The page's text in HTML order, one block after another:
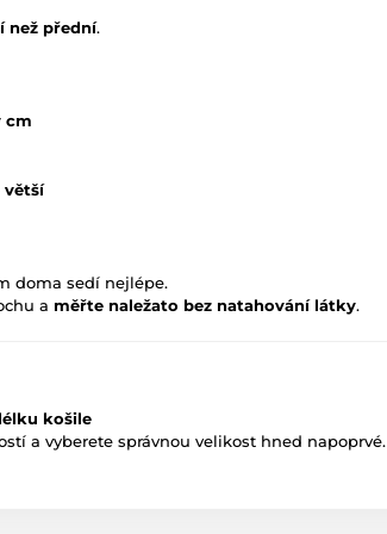
než přední.
cm
větší
doma sedí nejlépe.
a měřte naležato bez natahování látky.
košile
a vyberete správnou velikost hned napoprvé.